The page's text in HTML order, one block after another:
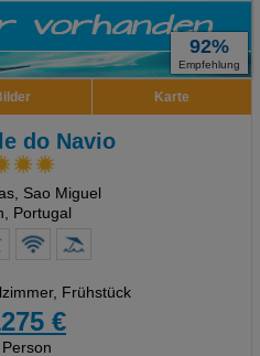
92%
Empfehlung
Karte
do Navio
Sao Miguel
Portugal
Frühstück
€